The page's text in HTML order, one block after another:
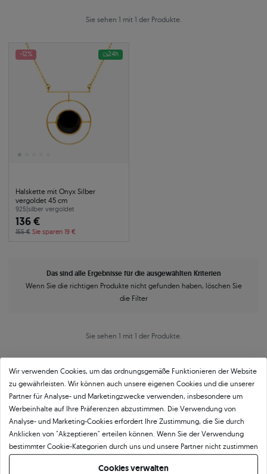
Sie sehen 1 mit 1 der Produkte.
-12% 24h
Halskette mit Onyx Silber
vergoldet 45 cm
925|silber vergoldet
136 €
155 € Sie sparen 19 €
Das sind alle Ergebnisse für die ausgewählten Kriterien
Wenn Sie die richtigen Produkte nicht gefunden haben, löschen Sie
die Filter
Sie sehen 1 mit 1 der Produkte.
Über 11 4845★-Bewertungen in ganz
Europa
GEPRÜFTE BEWERTUNGEN UNSERER KUNDEN
Wir verwenden Cookies, um das ordnungsgemäße Funktionieren der Website
zu gewährleisten. Wir können auch unsere eigenen Cookies und die unserer
Partner für Analyse- und Marketingzwecke verwenden, insbesondere um
Werbeinhalte auf Ihre Präferenzen abzustimmen. Die Verwendung von
Analyse- und Marketing-Cookies erfordert Ihre Zustimmung, die Sie durch
Anklicken von "Akzeptieren" erteilen können. Wenn Sie der Verwendung
bestimmter Cookie-Kategorien durch uns und unsere Partner nicht zustimmen
möchten, klicken Sie auf "Lassen Sie mich wählen" und bestimmen Sie Ihre
Präferenzen. Sie können Ihre Zustimmung jederzeit widerrufen, indem Sie
Cookies verwalten